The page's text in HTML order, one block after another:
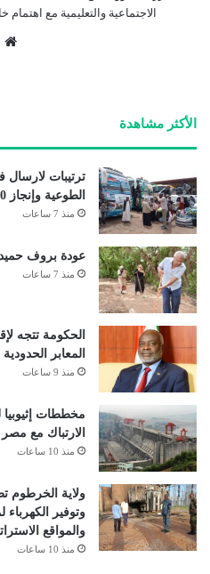
الاجتماعية والتعليمية مع
الأكثر مشاهدة
ترتيبات لارسال
الطوعية وإنجاز 37,500 وثيقة سفر اضطرارية
منذ 7 ساعات
عودة بروف
منذ 7 ساعات
الحكومة تتجه
المعابر الحدودية
منذ 9 ساعات
مخططات إثيوبيا
الارتباك مع مصر
منذ 10 ساعات
ولاية الخرطوم
وتوفير
والمواقع
منذ 10 ساعات